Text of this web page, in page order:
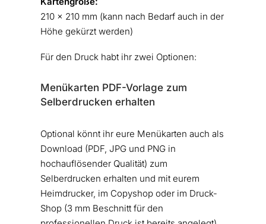
210 x 210 mm (kann nach Bedarf auch in der
Höhe gekürzt werden)
Für den Druck habt ihr zwei Optionen:
Menükarten PDF-Vorlage zum
Selberdrucken erhalten
Optional könnt ihr eure Menükarten auch als
Download (PDF, JPG und PNG in
hochauflösender Qualität) zum
Selberdrucken erhalten und mit eurem
Heimdrucker, im Copyshop oder im Druck-
Shop (3 mm Beschnitt für den